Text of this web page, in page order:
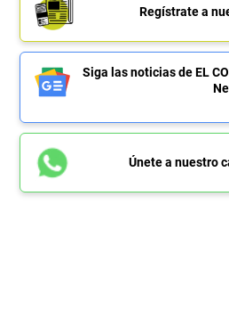
Regístrate a
Siga las noticias de EL
Únete a nuestro